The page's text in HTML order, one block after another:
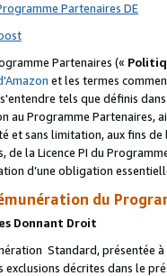
Partenaires DE
Partenaires («
et les termes
tels que définis
au Programme Partenaires,
et sans limitation, aux fins
la Licence PI du
d’une obligation
du
Donnant Droit
Standard, présentée
exclusions décrites dans le